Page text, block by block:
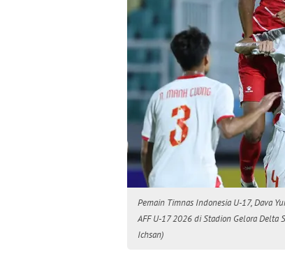
Pemain Timnas Indonesia U-17, Dava
AFF U-17 2026 di Stadion Gelora Delta
Ichsan)